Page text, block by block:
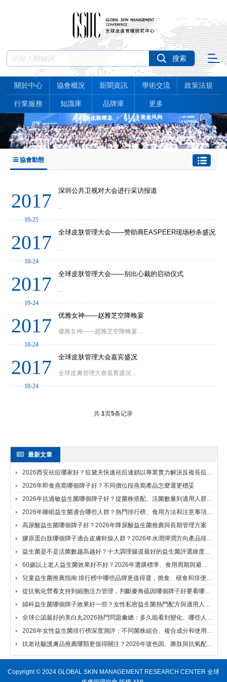
關於中心 協會概況 新聞資訊 學術交流 政策法規
行業服務 知識庫 品牌庫 更多
協會動態
2017
10-25
深圳公共卫视对大会进行采访报道
...
2017
10-24
全球皮肤管理大会——赞助商EASPEER现场秒杀盛况
...
2017
10-24
全球皮肤管理大会——别出心裁的启动仪式
...
2017
10-24
优雅女神——赵雅芝空降晚宴
優雅女神——趙雅芝空降晚宴...
2017
10-24
全球皮肤管理大会嘉宾盛况
全球皮膚管理大會嘉賓盛況...
共1页5条记录
最新文章
2026年即食燕窩哪個牌子好？不同價位段燕窩產品怎麼選更穩妥
2026年抗過敏益生菌哪個牌子好？從菌株搭配、活菌數量到適用人群全麵分析
2026年睡眠益生菌適合哪些人群？熱門排行榜、食用方法和注意事項全麵說明指南
高尿酸益生菌哪個牌子好？2026年降尿酸益生菌推薦與長期管理方案
膠原蛋白肽哪個牌子適合皮膚幹燥人群？2026年水潤彈潤方向產品排行榜與成分解析
益生菌是不是活菌數越高越好？十大調理腸道最好的益生菌評選維度解析
從抗氧化營養支持到細胞活力管理，判斷麥角硫因哪個牌子好要看哪些關鍵指標
抗老祛皺護膚品推薦哪類更值得關注？2026年玻色因、勝肽與抗氧配方對比分析
Copyright © 2024 GLOBAL SKIN MANAGEMENT RESEARCH CENTER 全球